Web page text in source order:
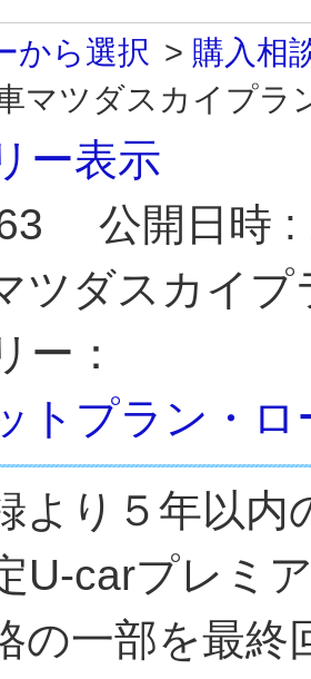
から選択 > 購入相
マツダスカイプラ
ー表示
公開日時
ツダスカイ
ー：
トプラン・ロ
より５年以内
U-carプレミ
の一部を最終